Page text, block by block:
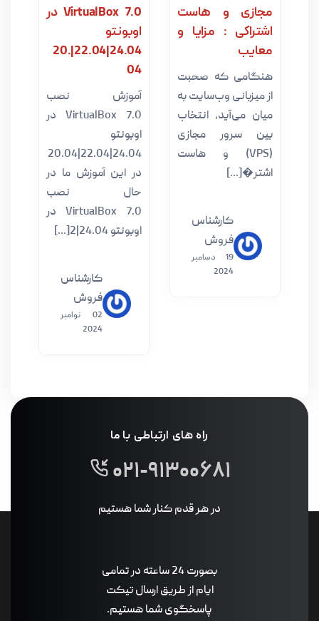
و هاست‌
: مزایا و
که صحبت
وب‌سایت به
انتخاب
مجازی
(VPS) و هاست
VirtualBox 7.0 در
اوبونتو
24.04|22.04|20.
04
آموزش نصب
VirtualBox 7.0 در
اوبونتو
24.04|22.04|20.04
در این آموزش ما در
حال نصب
VirtualBox 7.0 در
راه های ارتباطی با ما
۰۲۱-۹۱۳۰۰۶۸۱
در هر قدم کنار شما هستیم
بصورت 24 ساعته در تمامی
ایام از طریق ارسال تیکت
پاسخگوی شما هستیم.